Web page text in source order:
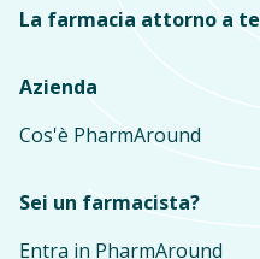
La farmacia attorno a te
Azienda
Cos'è PharmAround
Sei un farmacista?
Entra in PharmAround